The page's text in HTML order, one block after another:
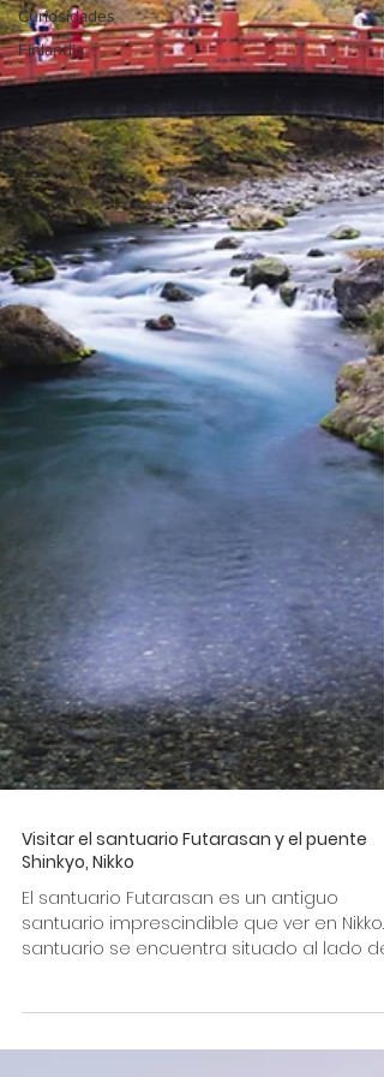
Curiosidades
Finlandia
Visitar el santuario Futarasan y el puente
santuario se encuentra situado al lado del